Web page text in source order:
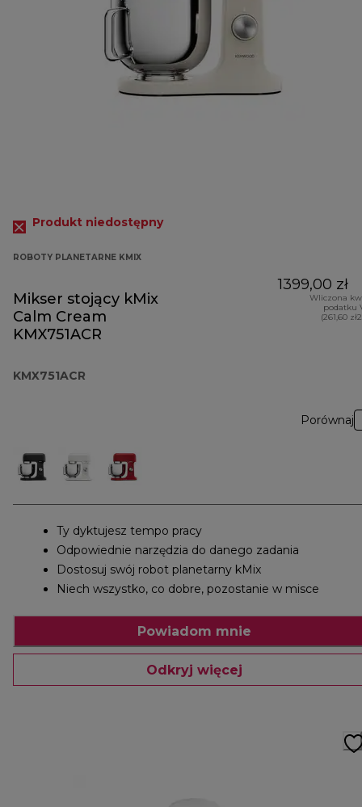
Produkt niedostępny
ROBOTY PLANETARNE KMIX
Mikser stojący kMix
Calm Cream
KMX751ACR
KMX751ACR
1399,00 zł
Wliczona
podatku
(261,60
Porównaj
Ty dyktujesz tempo pracy
Odpowiednie narzędzia do danego zadania
Dostosuj swój robot planetarny kMix
Niech wszystko, co dobre, pozostanie w misce
Powiadom mnie
Odkryj więcej